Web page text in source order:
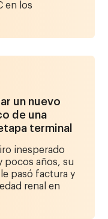
en los
un nuevo
de una
terminal
inesperado
pocos años, su
pasó factura y
renal en